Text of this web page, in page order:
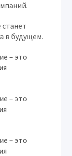
в будущем.
– это
– это
– это